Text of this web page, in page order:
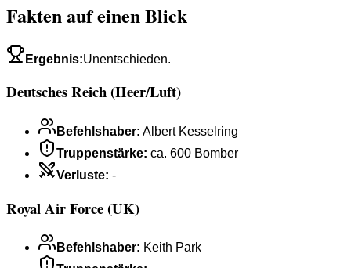
Fakten auf einen Blick
Ergebnis:Unentschieden.
Deutsches Reich (Heer/Luft)
Befehlshaber: Albert Kesselring
Truppenstärke: ca. 600 Bomber
Verluste: -
Royal Air Force (UK)
Befehlshaber: Keith Park